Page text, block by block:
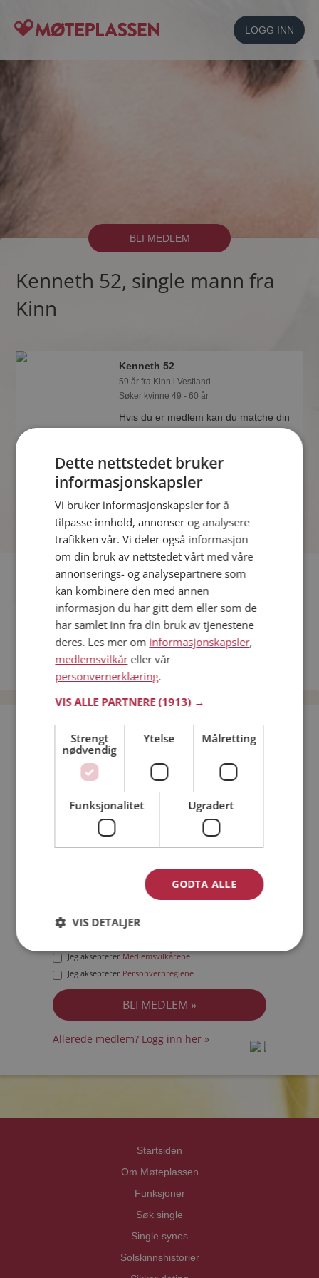
LOGG INN
BLI MEDLEM
Kenneth 52, single mann fra
Kinn
Kenneth 52
59 år fra Kinn i Vestland
Søker kvinne 49 - 60 år
Hvis du er medlem kan du matche din
personlighet mot Kenneth 52 eller
passer dere sammen som hånd i
hanske?
Fler single
Flere singlemenn fra Kinn:Bernt ,The boss ,ver12
Kvinner fra Kinn
Date kvinner i Norge
Date menn i Norge
Bli medlem gratis!
Jeg er en: Mann Kvinne
Min alder:
Jeg akseptererMedlemsvilkårene
Jeg aksepterer Personvernreglene
Allerede medlem? Logg inn her »
Startsiden
Om Møteplassen
Funksjoner
Søk single
Single synes
Solskinnshistorier
Dette nettstedet bruker
informasjonskapsler
Vi bruker informasjonskapsler for å
tilpasse innhold, annonser og analysere
trafikken vår. Vi deler også informasjon
om din bruk av nettstedet vårt med våre
annonserings- og analysepartnere som
kan kombinere den med annen
informasjon du har gitt dem eller som de
har samlet inn fra din bruk av tjenestene
deres. Les mer om informasjonskapsler,
medlemsvilkåreller vår
personvernerklæring.
VIS ALLE PARTNERE(1913) →
Strengt
nødvendig
Ytelse Målretting
Funksjonalitet Ugradert
GODTA ALLE
VIS DETALJER